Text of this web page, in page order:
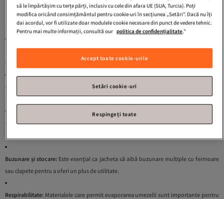
Rezistența la apă și vânt:O jachetă de iarnă trebuie să fie impermeabilă sau, cel puțin,
rezistentă la apă și vânt. Aceasta va proteja împotriva intemperiilor și va asigura
confortul pe parcursul zilei.
Lungime și potrivire:Există jachete scurte pentru mobilitate sporită și jachete lungi
care oferă o protecție maximă, în special împotriva vântului și zăpezii.
Calitatea materialelor:
Jachetele din poliester, nailon sau materiale tehnice sunt
durabile și rezistente la condiții meteorologice nefavorabile.
Glugă și guler:Glugile ajustabile, căptușite, cu trimuri din blană sau blană sintetică
oferă un plus de căldură și stil.
Buzunare și stocare: Este esențial ca jacheta să aibă buzunare multiple cu fermoare
sau clapete pentru a oferi un plus de utilitate.
Respirabilitate: Materialele care permit evaporarea umezelii sunt importante pentru
să le împărtășim cu terțe părți, inclusiv cu cele din afara UE (SUA, Turcia). Poți
modifica oricând consimțământul pentru cookie-uri în secțiunea „Setări”. Dacă nu îți
dai acordul, vor fi utilizate doar modulele cookie necesare din punct de vedere tehnic.
Pentru mai multe informații, consultă our politica de confidențialitate."
Accept toate cookie-urile
Setări cookie-uri
Respingeți toate